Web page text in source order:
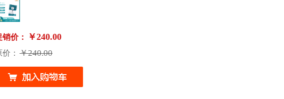
销价： ￥240.00
价： ￥240.00